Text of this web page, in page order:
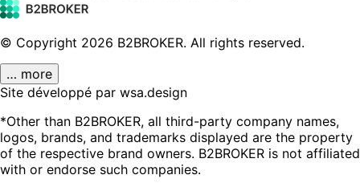
© Copyright 2026 B2BROKER. All rights reserved.
… more
Site développé par wsa.design
*Other than B2BROKER, all third-party company names,
logos, brands, and trademarks displayed are the property
of the respective brand owners. B2BROKER is not affiliated
with or endorse such companies.